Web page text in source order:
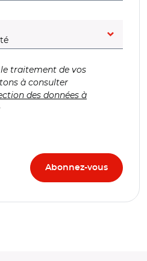
traitement de vos
à consulter
des données à